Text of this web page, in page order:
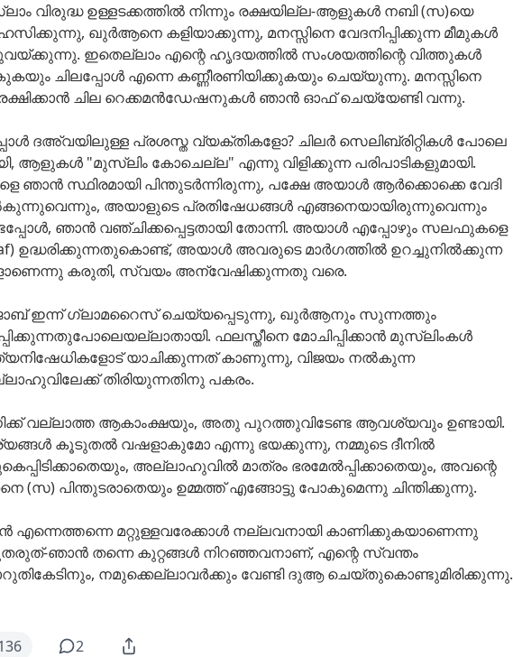
വിരുദ്ധ ഉള്ളടക്കത്തിൽ നിന്നും രക്ഷയില്ല-ആളുകൾ നബി(സ)യെ
ഖുർആനെ കളിയാക്കുന്നു, മനസ്സിനെ വേദനിപ്പിക്കുന്ന മീമുകൾ
ഇതെല്ലാം എന്റെ ഹൃദയത്തിൽ സംശയത്തിന്റെ വിത്തുകൾ
ചിലപ്പോൾ എന്നെ കണ്ണീരണിയിക്കുകയും ചെയ്യുന്നു. മനസ്സിനെ
ചില റെക്കമൻഡേഷനുകൾ ഞാൻ ഓഫ് ചെയ്യേണ്ടി വന്നു.
ദഅ്വയിലുള്ള പ്രശസ്ത വ്യക്തികളോ? ചിലർ സെലിബ്രിറ്റികൾ പോലെ
ആളുകൾ "മുസ്ലിം കോചെല്ല" എന്നു വിളിക്കുന്ന പരിപാടികളുമായി.
ഞാൻ സ്ഥിരമായി പിന്തുടർന്നിരുന്നു, പക്ഷേ അയാൾ ആർക്കൊക്കെ വേദി
അയാളുടെ പ്രതിഷേധങ്ങൾ എങ്ങനെയായിരുന്നുവെന്നും
ഞാൻ വഞ്ചിക്കപ്പെട്ടതായി തോന്നി. അയാൾ എപ്പോഴും സലഫുകളെ
ഉദ്ധരിക്കുന്നതുകൊണ്ട്, അയാൾ അവരുടെ മാർഗത്തിൽ ഉറച്ചുനിൽക്കുന്ന
കരുതി, സ്വയം അന്വേഷിക്കുന്നതു വരെ.
ഇന്ന് ഗ്ലാമറൈസ് ചെയ്യപ്പെടുന്നു, ഖുർആനും സുന്നത്തും
ഫലസ്തീനെ മോചിപ്പിക്കാൻ മുസ്ലിംകൾ
യാചിക്കുന്നത് കാണുന്നു, വിജയം നൽകുന്ന
തിരിയുന്നതിനു പകരം.
വല്ലാത്ത ആകാംക്ഷയും, അതു പുറത്തുവിടേണ്ട ആവശ്യവും ഉണ്ടായി.
കൂടുതൽ വഷളാകുമോ എന്നു ഭയക്കുന്നു, നമ്മുടെ ദീനിൽ
അല്ലാഹുവിൽ മാത്രം ഭരമേൽപ്പിക്കാതെയും, അവന്റെ
(സ) പിന്തുടരാതെയും ഉമ്മത്ത് എങ്ങോട്ടു പോകുമെന്നു ചിന്തിക്കുന്നു.
എന്നെത്തന്നെ മറ്റുള്ളവരേക്കാൾ നല്ലവനായി കാണിക്കുകയാണെന്നു
ഞാൻ തന്നെ കുറ്റങ്ങൾ നിറഞ്ഞവനാണ്, എന്റെ സ്വന്തം
നമുക്കെല്ലാവർക്കും വേണ്ടി ദുആ ചെയ്തുകൊണ്ടുമിരിക്കുന്നു.
2